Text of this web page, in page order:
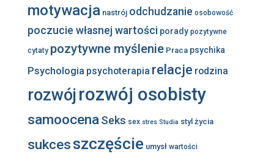
motywacja nastrój odchudzanie osobowość
poczucie własnej wartości porady pozytywne
cytaty pozytywne myślenie Praca psychika
Psychologia psychoterapia relacje rodzina
rozwójrozwój osobisty
samoocenaSeks sex stres Studia styl życia
sukcesszczęście umysł wartości